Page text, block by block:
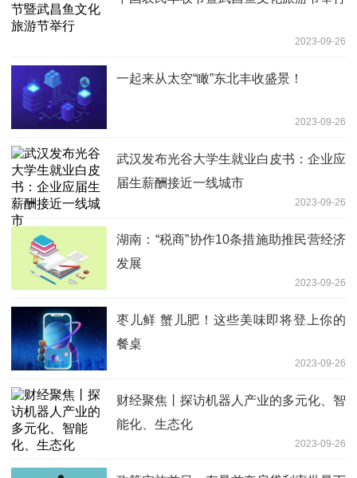
2023-09-26
一起来从太空“瞰”东北丰收盛景！
2023-09-26
武汉发布光谷大学生就业白皮书：企业应
届生薪酬接近一线城市
2023-09-26
湖南：“税商”协作10条措施助推民营经济
发展
2023-09-26
枣儿鲜 蟹儿肥！这些美味即将登上你的
餐桌
2023-09-26
财经聚焦丨探访机器人产业的多元化、智
能化、生态化
2023-09-26